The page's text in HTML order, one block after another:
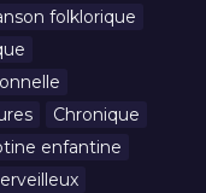
folklorique
Chronique
enfantine